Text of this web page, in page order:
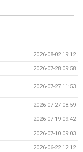
2026-08-02 19:12
2026-07-28 09:58
2026-07-27 11:53
2026-07-27 08:59
2026-07-19 09:42
2026-07-10 09:03
2026-06-22 12:12